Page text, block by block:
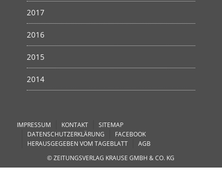
2017
2016
2015
2014
IMPRESSUM KONTAKT
SITEMAP
DATENSCHUTZERKLÄRUNG
FACEBOOK
HERAUSGEGEBEN VOM TAGEBLATT
AGB
© ZEITUNGSVERLAG KRAUSE GMBH & CO. KG